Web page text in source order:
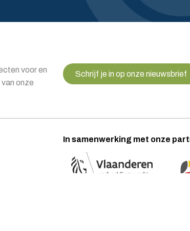
voor en
onze
Schrijf je in op onze nieuwsbrief
In samenwerking met onze